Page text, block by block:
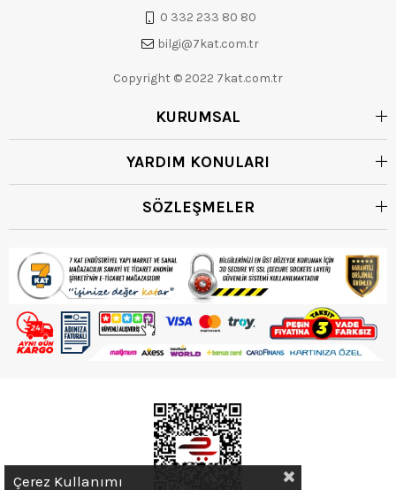
0 332 233 80 80
bilgi@7kat.com.tr
Copyright © 2022 7kat.com.tr
KURUMSAL
YARDIM KONULARI
SÖZLEŞMELER
Çerez Kullanımı